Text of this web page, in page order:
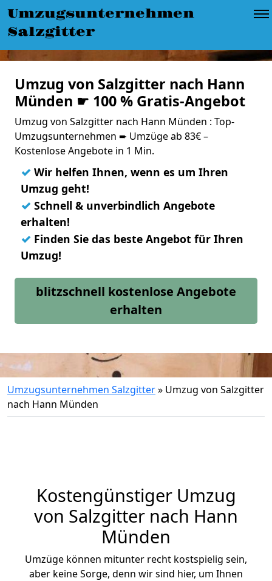
Umzugsunternehmen
Salzgitter
Umzug von Salzgitter nach Hann
Münden ☛ 100 % Gratis-Angebot
Umzug von Salzgitter nach Hann Münden : Top-
Umzugsunternehmen ➨ Umzüge ab 83€ –
Kostenlose Angebote in 1 Min.
✓ Wir helfen Ihnen, wenn es um Ihren
Umzug geht!
✓ Schnell & unverbindlich Angebote
erhalten!
✓ Finden Sie das beste Angebot für Ihren
Umzug!
blitzschnell kostenlose Angebote
erhalten
Umzugsunternehmen Salzgitter» Umzug von Salzgitter
nach Hann Münden
Kostengünstiger Umzug
von Salzgitter nach Hann
Münden
Umzüge können mitunter recht kostspielig sein,
aber keine Sorge, denn wir sind hier, um Ihnen